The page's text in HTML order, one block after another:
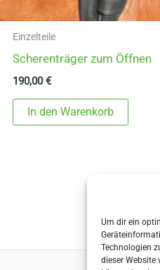
Um dir ein
Technologien
dieser Website
Einzelteile
Scherenträger zum Öffnen
190,00€
In den Warenkorb